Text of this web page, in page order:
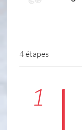
4 étapes
1